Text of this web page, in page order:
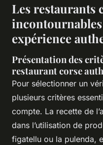
Les restaurants
expérience
Présentation des
restaurant corse
Pour sélectionner un
plusieurs critères
compte. La recette de
dans l’utilisation de
figatellu ou la pulenda,